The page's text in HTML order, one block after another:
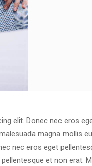
elit. Donec nec eros
magna mollis
nec eros eget
et non erat.